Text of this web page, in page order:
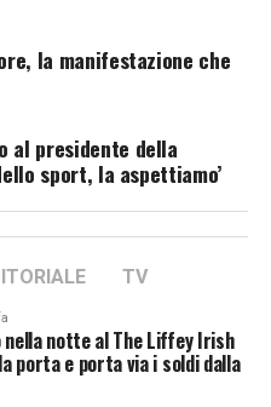
la manifestazione che
al presidente della
sport, la aspettiamo’
TV
notte al The Liffey Irish
porta e porta via i soldi dalla